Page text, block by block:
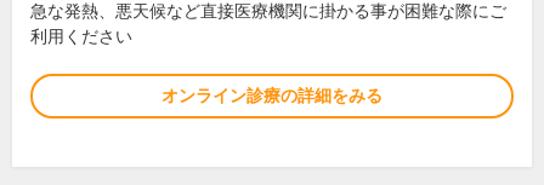
急な発熱、悪天候など直接医療機関に掛かる事が困難な際にご
利用ください
オンライン診療の詳細をみる